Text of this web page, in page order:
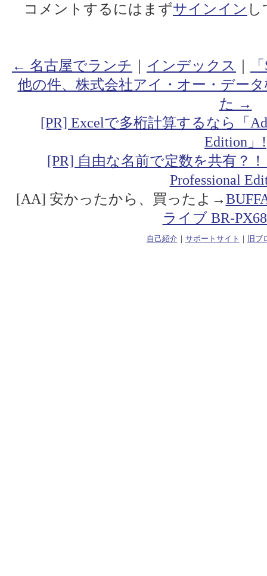
コメントするにはまずサインイン
← 名古屋でランチ ｜ インデックス ｜
他の件、株式会社アイ・オー・デー
た →
[PR] Excelで多桁計算するなら「
Edition」!
[PR] 自由な名前で定数を共有？
Professional
[AA] 安かったから、買ったよ→
ライブ BR-
自己紹介｜ サポートサイト ｜ 旧ブ